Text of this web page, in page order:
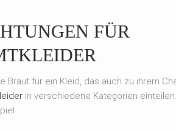
FÜR
für ein Kleid, das auch zu ihrem
in verschiedene Kategorien